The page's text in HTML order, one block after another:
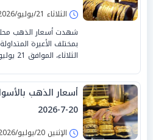
الثلاثاء 21/يوليو/2026 - 12:07 ص
شهدت أسعار الذهب
بمختلف الأعيرة
الثلاثاء، الموافق 21 يوليو 2026.
أسعار الذهب
20-7-2026
الإثنين 20/يوليو/2026 - 12:30 ص